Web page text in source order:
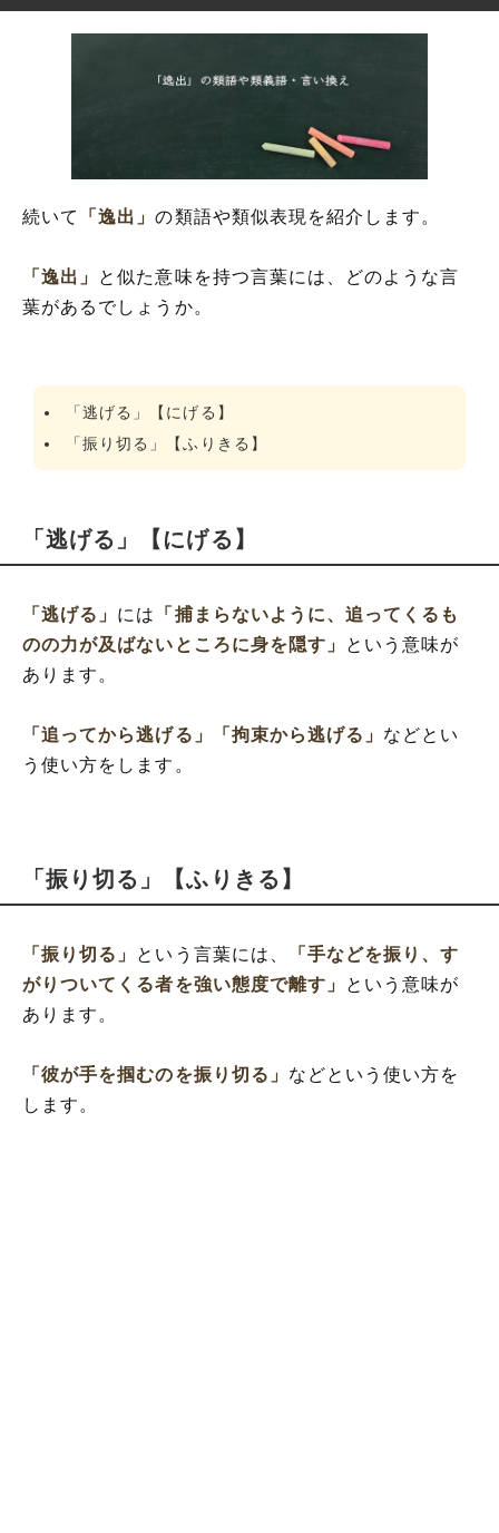
続いて 「逸出」の類語や類似表現を紹介します。
「逸出」
と似た意味を持つ言葉には、どのような言
葉があるでしょうか。
「逃げる」【にげる】
「振り切る」【ふりきる】
「逃げる」【にげる】
「逃げる」 には
「捕まらないように、追ってくるも
のの力が及ばないところに身を隠す」
という意味が
あります。
「追ってから逃げる」 「拘束から逃げる」 などとい
う使い方をします。
「振り切る」【ふりきる】
「振り切る」 という言葉には、
「手などを振り、す
がりついてくる者を強い態度で離す」
という意味が
あります。
「彼が手を掴むのを振り切る」 などという使い方を
します。